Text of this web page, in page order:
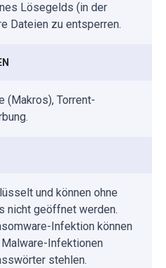
Lösegelds (in der
Dateien zu entsperren.
(Makros), Torrent-
und können ohne
nicht geöffnet werden.
Infektion können
Infektionen
stehlen.